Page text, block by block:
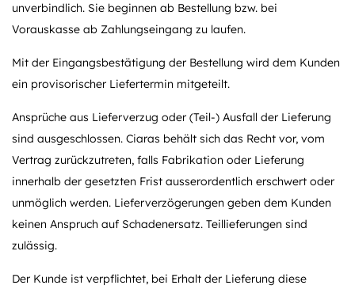
unverbindlich. Sie beginnen ab Bestellung bzw. bei
Vorauskasse ab Zahlungseingang zu laufen.
Mit der Eingangsbestätigung der Bestellung wird dem Kunden
ein provisorischer Liefertermin mitgeteilt.
Ansprüche aus Lieferverzug oder (Teil-) Ausfall der Lieferung
sind ausgeschlossen. Ciaras behält sich das Recht vor, vom
Vertrag zurückzutreten, falls Fabrikation oder Lieferung
innerhalb der gesetzten Frist ausserordentlich erschwert oder
unmöglich werden. Lieferverzögerungen geben dem Kunden
keinen Anspruch auf Schadenersatz. Teillieferungen sind
zulässig.
Der Kunde ist verpflichtet, bei Erhalt der Lieferung diese